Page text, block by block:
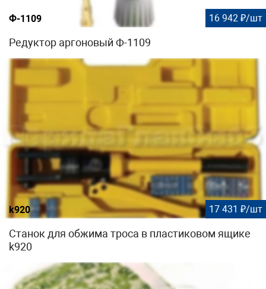
Ф-1109 16 942 ₽/шт
Редуктор аргоновый Ф-1109
k920 17 431 ₽/шт
Станок для обжима троса в пластиковом ящике
k920